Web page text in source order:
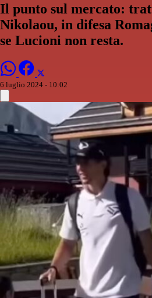
Il punto sul mercato:
Nikolaou, in difesa
se Lucioni non resta.
6 luglio 2024 - 10:02